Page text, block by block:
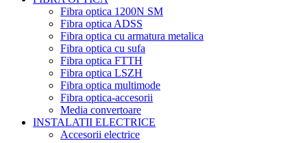
Fibra optica 1200N SM
Fibra optica ADSS
Fibra optica cu armatura metalica
Fibra optica cu sufa
Fibra optica FTTH
Fibra optica LSZH
Fibra optica multimode
Fibra optica-accesorii
Media convertoare
INSTALATII ELECTRICE
Accesorii electrice